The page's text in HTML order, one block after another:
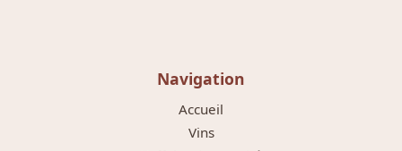
Navigation
Accueil
Vins